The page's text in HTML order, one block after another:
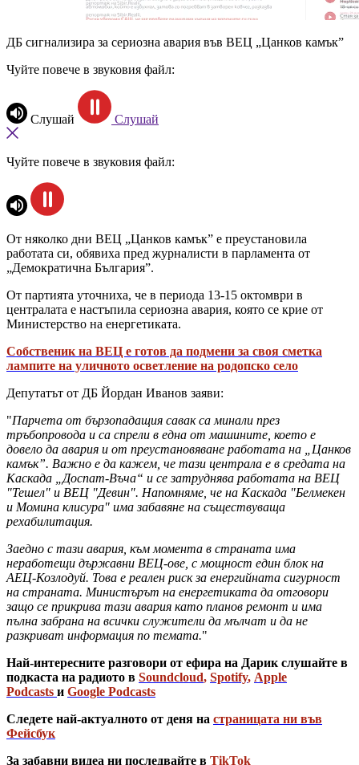
ДБ сигнализира за сериозна авария във ВЕЦ „Цанков камък”
Чуйте повече в звуковия файл:
Слушай Слушай
Чуйте повече в звуковия файл:
От няколко дни ВЕЦ „Цанков камък” е преустановила
работата си, обявиха пред журналисти в парламента от
„Демократична България”.
От партията уточниха, че в периода 13-15 октомври в
централата е настъпила сериозна авария, която се крие от
Министерство на енергетиката.
Собственик на ВЕЦ е готов да подмени за своя сметка
лампите на уличното осветление на родопско село
Депутатът от ДБ Йордан Иванов заяви:
"Парчета от бързопадащия савак са минали през
тръбопровода и са спрели в една от машините, което е
довело да авария и от преустановяване работата на „Цанков
камък”. Важно е да кажем, че тази централа е в средата на
Каскада „Доспат-Въча“ и се затруднява работата на ВЕЦ
"Тешел" и ВЕЦ "Девин". Напомняме, че на Каскада "Белмекен
и Момина клисура" има забавяне на съществуваща
рехабилитация.
Заедно с тази авария, към момента в страната има
неработещи държавни ВЕЦ-ове, с мощност един блок на
АЕЦ-Козлодуй. Това е реален риск за енергийната сигурност
на страната. Министърът на енергетиката да отговори
защо се прикрива тази авария като планов ремонт и има
пълна забрана на всички служители да мълчат и да не
разкриват информация по темата."
Най-интересните разговори от ефира на Дарик слушайте в
подкаста на радиото в Soundcloud, Spotify, Apple
Podcasts и Google Podcasts
Следете най-актуалното от деня на страницата ни във
Фейсбук
За забавни видеа ни последвайте в TikTok